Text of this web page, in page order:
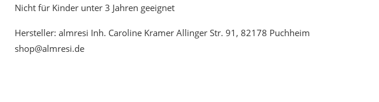
Nicht für Kinder unter 3 Jahren geeignet
Hersteller: almresi Inh. Caroline Kramer Allinger Str. 91, 82178 Puchheim
shop@almresi.de